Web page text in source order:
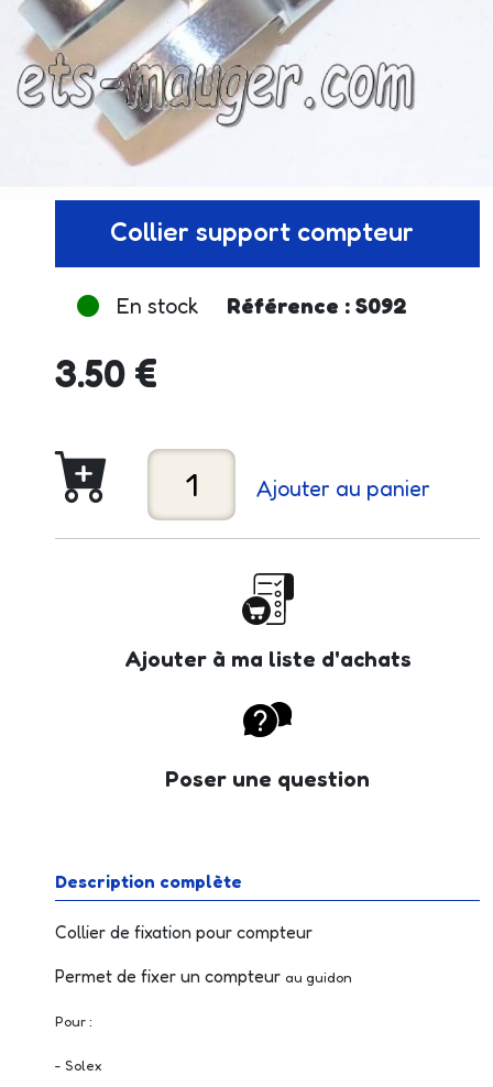
Collier support compteur
En stock Référence : S092
3.50 €
Ajouter au panier
Ajouter à ma liste d'achats
Poser une question
Description complète
Collier de fixation pour compteur
Permet de fixer un compteur au guidon
Pour :
- Solex